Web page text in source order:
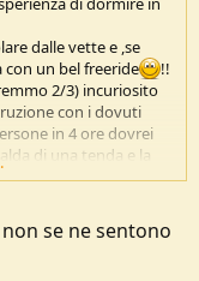
dalle vette e ,se
con un bel freeride
!!
2/3) incuriosito
con i dovuti
in 4 ore dovrei
di una tenda e la
(all'interno),ma la
far evacuare il
Se qualcuno ha
se ne sentono